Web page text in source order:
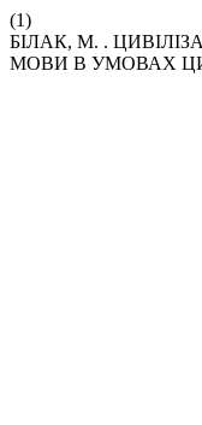
(1)
БІЛАК, М. .
МОВИ В УМОВАХ